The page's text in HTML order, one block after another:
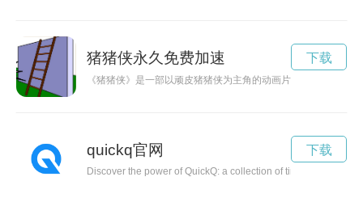
猪猪侠永久免费加速
《猪猪侠》是一部以顽皮猪猪侠为主角的动画片，他勇敢正义
下载
quickq官网
Discover the power of QuickQ: a collection of time-saving
下载